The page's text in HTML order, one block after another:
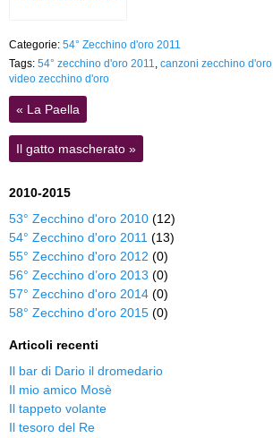
Categorie: 54° Zecchino d'oro 2011
Tags: 54° zecchino d'oro 2011 canzoni zecchino d'oro
video zecchino d'oro
« La Paella
Il gatto mascherato »
2010-2015
53° Zecchino d'oro 2010 (12)
54° Zecchino d'oro 2011 (13)
55° Zecchino d'oro 2012 (0)
56° Zecchino d’oro 2013 (0)
57° Zecchino d'oro 2014 (0)
58° Zecchino d'oro 2015 (0)
Articoli recenti
Il bar di Dario il dromedario
Il mio amico Mosè
Il tappeto volante
Il tesoro del Re